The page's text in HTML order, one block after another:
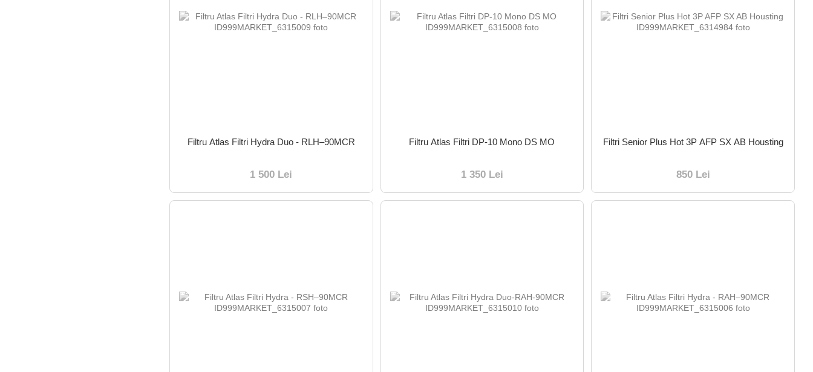
Filtru Atlas Filtri Hydra Duo - RLH–90MCR
1 500 Lei
Filtru Atlas Filtri DP-10 Mono DS MO
1 350 Lei
Filtri Senior Plus Hot 3P AFP SX AB Housting
850 Lei